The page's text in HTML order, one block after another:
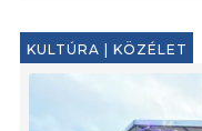
KULTÚRA | KÖZÉLET